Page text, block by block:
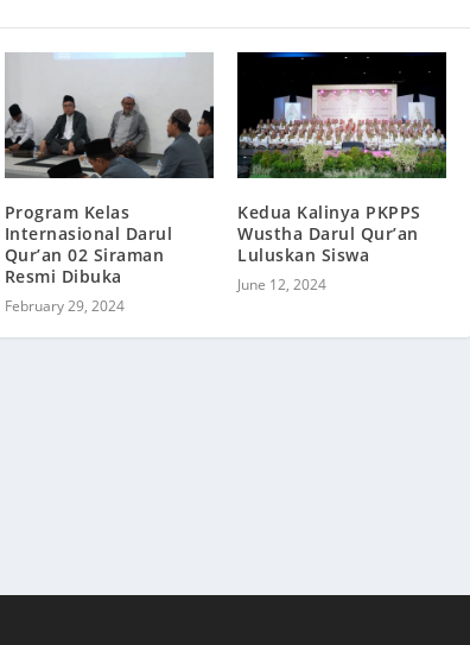
Program Kelas
Internasional Darul
Qur’an 02 Siraman
Resmi Dibuka
February 29, 2024
Kedua Kalinya PKPPS
Wustha Darul Qur’an
Luluskan Siswa
June 12, 2024